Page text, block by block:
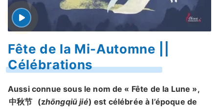
Fête de la Mi-Automne ||
Célébrations
Aussi connue sous le nom de « Fête de la Lune »,
中秋节 (zhōngqiū jié) est célébrée à l’époque de